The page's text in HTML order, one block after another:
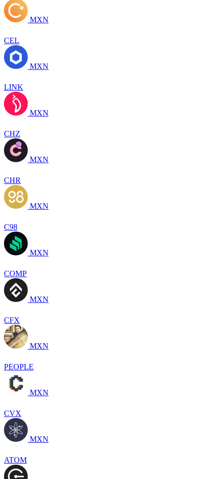
MXN
CEL
MXN
LINK
MXN
CHZ
MXN
CHR
MXN
C98
MXN
COMP
MXN
CFX
MXN
PEOPLE
MXN
CVX
MXN
ATOM